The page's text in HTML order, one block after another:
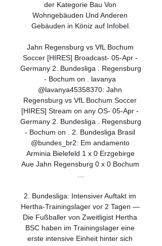
der Kategorie Bau Von
Wohngebäuden Und Anderen
Gebäuden in Köniz auf Infobel.
Jahn Regensburg vs VfL Bochum
Soccer [HIRES] Broadcast- 05-Apr -
Germany 2. Bundesliga . Regensburg
- Bochum on . lavanya
@lavanya45358370: Jahn
Regensburg vs VfL Bochum Soccer
[HIRES] Stream on any OS- 05-Apr -
Germany 2. Bundesliga . Regensburg
- Bochum on . 2. Bundesliga Brasil
@bundes_br2: Em andamento
Arminia Bielefeld 1 x 0 Erzgebirge
Aue Jahn Regensburg 0 x 0 Bochum
2. Bundesliga: Intensiver Auftakt im
Hertha-Trainingslager vor 2 Tagen —
Die Fußballer von Zweitligist Hertha
BSC haben im Trainingslager eine
erste intensive Einheit hinter sich